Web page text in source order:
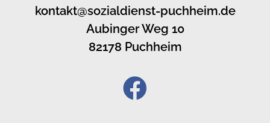
kontakt@sozialdienst-puchheim.de
Aubinger Weg 10
82178 Puchheim